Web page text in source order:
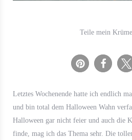
Teile mein
Letztes Wochenende hatte ich endlich
und bin total dem Halloween Wahn
Halloween gar nicht feier und auch die
finde, mag ich das Thema sehr. Die